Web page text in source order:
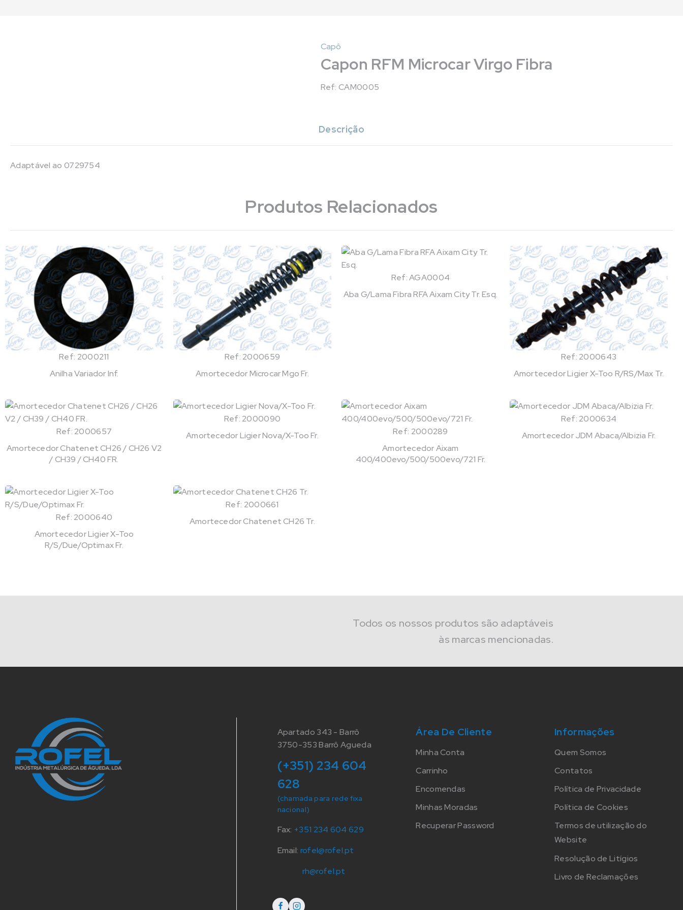
Capô
Capon RFM Microcar Virgo Fibra
Ref: CAM0005
Descrição
Adaptável ao 0729754
Produtos Relacionados
Ref: 2000211
Anilha Variador Inf.
Ref: 2000659
Amortecedor Microcar Mgo Fr.
Ref: AGA0004
Aba G/Lama Fibra RFA Aixam City Tr. Esq.
Ref: 2000643
Amortecedor Ligier X-Too R/RS/Max Tr.
Ref: 2000657
Amortecedor Chatenet CH26 / CH26 V2
/ CH39 / CH40 FR.
Ref: 2000090
Amortecedor Ligier Nova/X-Too Fr.
Ref: 2000289
Amortecedor Aixam
400/400evo/500/500evo/721 Fr.
Ref: 2000634
Amortecedor JDM Abaca/Albizia Fr.
Ref: 2000640
Amortecedor Ligier X-Too
R/S/Due/Optimax Fr.
Ref: 2000661
Amortecedor Chatenet CH26 Tr.
Todos os nossos produtos são adaptáveis
às marcas mencionadas.
Apartado 343 - Barrô
3750-353 Barrô Agueda
(+351) 234 604
628
(chamada para rede fixa
nacional)
Fax: +351 234 604 629
Email: rofel@rofel.pt
rh@rofel.pt
Área De Cliente
Minha Conta
Carrinho
Encomendas
Minhas Moradas
Recuperar Password
Informações
Quem Somos
Contatos
Política de Privacidade
Política de Cookies
Termos de utilização do
Website
Resolução de Litígios
Livro de Reclamações